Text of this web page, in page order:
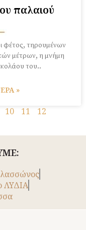
παλαιού
φέτος, τηρουμένων
μέτρων, η μνήμη
του..
»
10 11 12
ΛΥΔΙΑ